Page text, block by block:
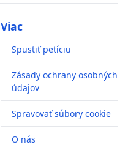
Viac
Spustiť petíciu
Zásady ochrany osobných
údajov
Spravovať súbory cookie
O nás